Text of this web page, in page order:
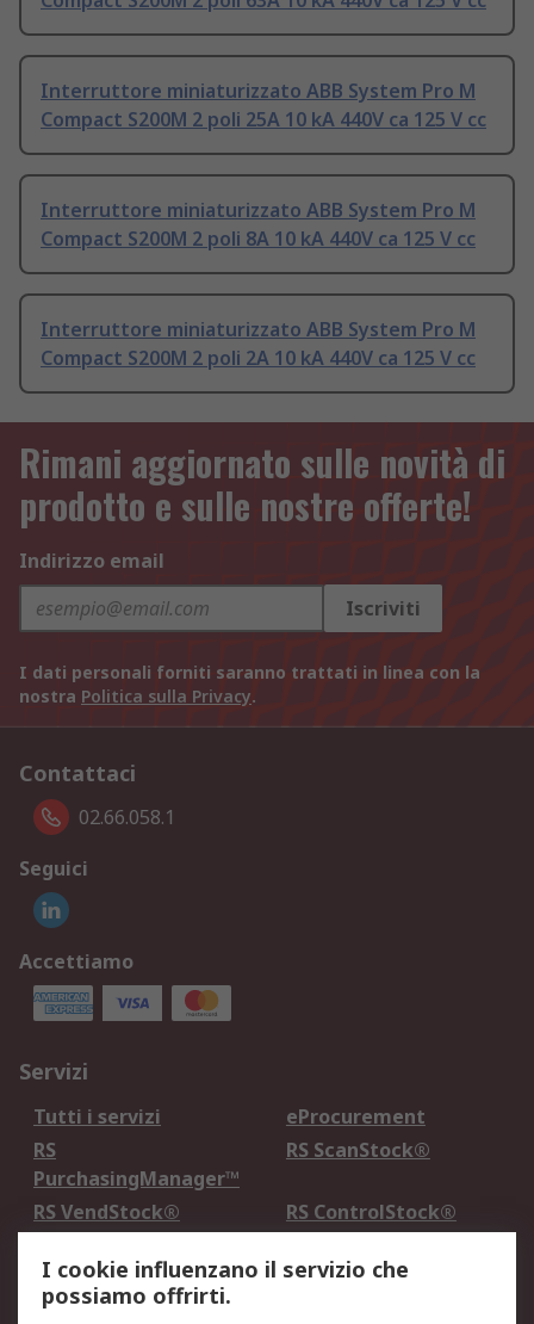
Interruttore miniaturizzato ABB System Pro M
Compact S200M 2 poli 25A 10 kA 440V ca 125 V cc
Interruttore miniaturizzato ABB System Pro M
Compact S200M 2 poli 8A 10 kA 440V ca 125 V cc
Interruttore miniaturizzato ABB System Pro M
Compact S200M 2 poli 2A 10 kA 440V ca 125 V cc
Rimani aggiornato sulle novità di
prodotto e sulle nostre offerte!
Indirizzo email
Iscriviti
I dati personali forniti saranno trattati in linea con la
nostra Politica sulla Privacy.
Contattaci
02.66.058.1
Seguici
Accettiamo
Servizi
Tutti i servizi
eProcurement
RS
PurchasingManager™
RS ScanStock®
RS VendStock®
RS ControlStock®
Legale
I cookie influenzano il servizio che
possiamo offrirti.